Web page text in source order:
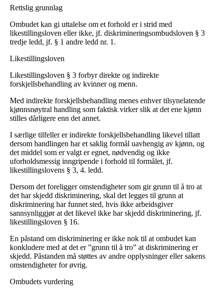
Rettslig grunnlag
Ombudet kan gi uttalelse om et forhold er i strid med
likestillingsloven eller ikke, jf. diskrimineringsombudsloven § 3
tredje ledd, jf. § 1 andre ledd nr. 1.
Likestillingsloven
Likestillingsloven § 3 forbyr direkte og indirekte
forskjellsbehandling av kvinner og menn.
Med indirekte forskjellsbehandling menes enhver tilsynelatende
kjønnsnøytral handling som faktisk virker slik at det ene kjønn
stilles dårligere enn det annet.
I særlige tilfeller er indirekte forskjellsbehandling likevel tillatt
dersom handlingen har et saklig formål uavhengig av kjønn, og
det middel som er valgt er egnet, nødvendig og ikke
uforholdsmessig inngripende i forhold til formålet, jf.
likestillingslovens § 3, 4. ledd.
Dersom det foreligger omstendigheter som gir grunn til å tro at
det har skjedd diskriminering, skal det legges til grunn at
diskriminering har funnet sted, hvis ikke arbeidsgiver
sannsynliggjør at det likevel ikke har skjedd diskriminering, jf.
likestillingsloven § 16.
En påstand om diskriminering er ikke nok til at ombudet kan
konkludere med at det er ”grunn til å tro” at diskriminering er
skjedd. Påstanden må støttes av andre opplysninger eller sakens
omstendigheter for øvrig.
Ombudets vurdering